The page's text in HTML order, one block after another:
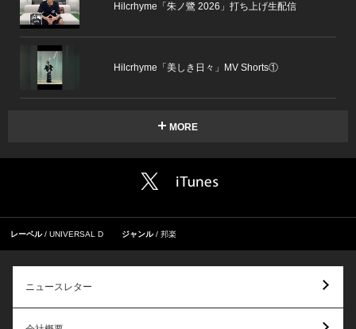
Hilcrhyme「朱ノ鷺 2026」打ち上げ生配信
Hilcrhyme「美しき日々」MV Shorts①
MORE
レーベル UNIVERSAL D ジャンル 邦楽
ニュースレター